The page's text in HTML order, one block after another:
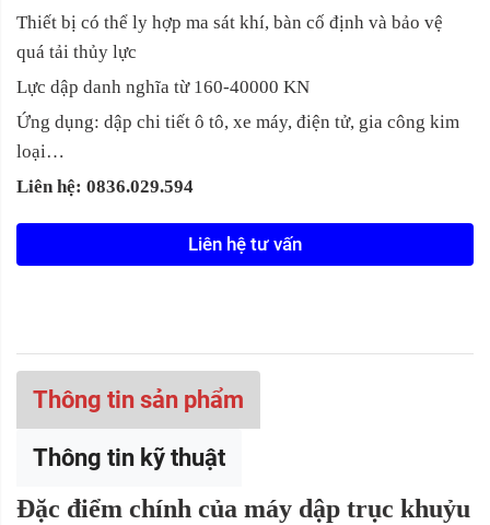
Thiết bị có thể ly hợp ma sát khí, bàn cố định và bảo vệ
quá tải thủy lực
Lực dập danh nghĩa từ 160-40000 KN
Ứng dụng: dập chi tiết ô tô, xe máy, điện tử, gia công kim
loại…
Liên hệ: 0836.029.594
Liên hệ tư vấn
Thông tin sản phẩm
Thông tin kỹ thuật
Đặc điểm chính của máy dập trục khuỷu